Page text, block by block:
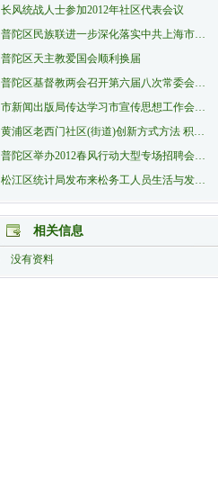
长风统战人士参加2012年社区代表会议
普陀区民族联进一步深化落实中共上海市…
普陀区天主教爱国会顺利换届
普陀区基督教两会召开第六届八次常委会…
市新闻出版局传达学习市宣传思想工作会…
黄浦区老西门社区(街道)创新方式方法 积…
普陀区举办2012春风行动大型专场招聘会…
松江区统计局发布来松务工人员生活与发…
相关信息
没有资料